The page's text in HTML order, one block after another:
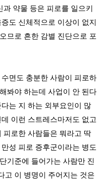
과 약물 등은 피로를 일으키
도 신체적으로 이상이 없지
므로 흔한 감별 진단으로 포
면도 충분한 사람이 피로하
봐야 하는데 사업이 안 된다
는 지 하는 외부요인이 많
데 이런 스트레스마저도 없고
피로한 사람들은 뭐라고 딱
만성 피로 증후군이라는 병도
기준에 들어가는 사람만 진
고 이 병명이 주어지는 것은